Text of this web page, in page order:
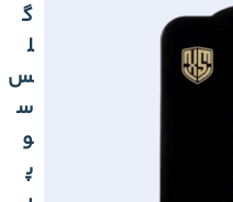
گ
ل
س
س
و
پ